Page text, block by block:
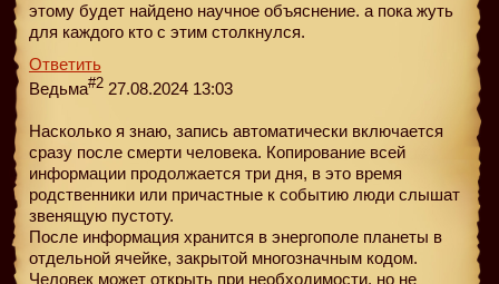
этому будет найдено научное объяснение. а пока жуть
для каждого кто с этим столкнулся.
Ответить
Ведьма#2 27.08.2024 13:03
Насколько я знаю, запись автоматически включается
сразу после смерти человека. Копирование всей
информации продолжается три дня, в это время
родственники или причастные к событию люди слышат
звенящую пустоту.
После информация хранится в энергополе планеты в
отдельной ячейке, закрытой многозначным кодом.
Человек может открыть при необходимости, но не